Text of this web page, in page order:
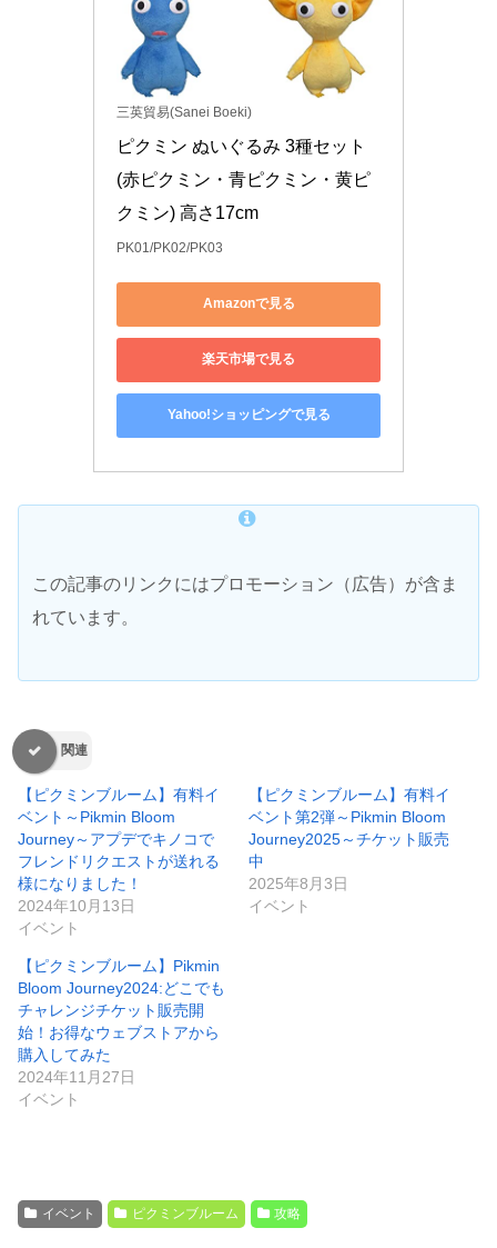
三英貿易(Sanei Boeki)
ピクミン ぬいぐるみ 3種セット
(赤ピクミン・青ピクミン・黄ピ
クミン) 高さ17cm
PK01/PK02/PK03
Amazonで見る
楽天市場で見る
Yahoo!ショッピングで見る
この記事のリンクにはプロモーション（広告）が含ま
れています。
関連
【ピクミンブルーム】有料イ
ベント～Pikmin Bloom
Journey～アプデでキノコで
フレンドリクエストが送れる
様になりました！
2024年10月13日
イベント
【ピクミンブルーム】有料イ
ベント第2弾～Pikmin Bloom
Journey2025～チケット販売
中
2025年8月3日
イベント
【ピクミンブルーム】Pikmin
Bloom Journey2024:どこでも
チャレンジチケット販売開
始！お得なウェブストアから
購入してみた
2024年11月27日
イベント
イベント ピクミンブルーム 攻略